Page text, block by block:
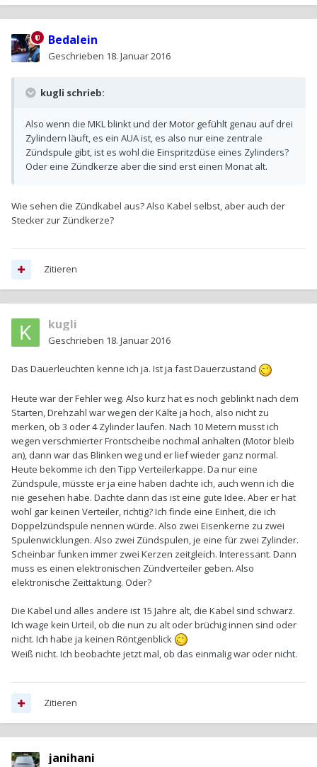
Bedalein
Geschrieben 18. Januar 2016
kugli schrieb:
Also wenn die MKL blinkt und der Motor gefühlt genau auf drei
Zylindern läuft, es ein AUA ist, es also nur eine zentrale
Zündspule gibt, ist es wohl die Einspritzdüse eines Zylinders?
Oder eine Zündkerze aber die sind erst einen Monat alt.
Wie sehen die Zündkabel aus? Also Kabel selbst, aber auch der
Stecker zur Zündkerze?
Zitieren
kugli
Geschrieben 18. Januar 2016
Das Dauerleuchten kenne ich ja. Ist ja fast Dauerzustand
Heute war der Fehler weg. Also kurz hat es noch geblinkt nach dem
Starten, Drehzahl war wegen der Kälte ja hoch, also nicht zu
merken, ob 3 oder 4 Zylinder laufen. Nach 10 Metern musst ich
wegen verschmierter Frontscheibe nochmal anhalten (Motor bleib
an), dann war das Blinken weg und er lief wieder ganz normal.
Heute bekomme ich den Tipp Verteilerkappe. Da nur eine
Zündspule, müsste er ja eine haben dachte ich, auch wenn ich die
nie gesehen habe. Dachte dann das ist eine gute Idee. Aber er hat
wohl gar keinen Verteiler, richtig? Ich finde eine Einheit, die ich
Doppelzündspule nennen würde. Also zwei Eisenkerne zu zwei
Spulenwicklungen. Also zwei Zündspulen, je eine für zwei Zylinder.
Scheinbar funken immer zwei Kerzen zeitgleich. Interessant. Dann
muss es einen elektronischen Zündverteiler geben. Also
elektronische Zeittaktung. Oder?
Die Kabel und alles andere ist 15 Jahre alt, die Kabel sind schwarz.
Ich wage kein Urteil, ob die nun zu alt oder brüchig innen sind oder
nicht. Ich habe ja keinen Röntgenblick
Weiß nicht. Ich beobachte jetzt mal, ob das einmalig war oder nicht.
Zitieren
janihani